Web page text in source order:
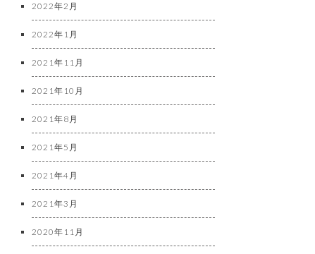
2022年2月
2022年1月
2021年11月
2021年10月
2021年8月
2021年5月
2021年4月
2021年3月
2020年11月